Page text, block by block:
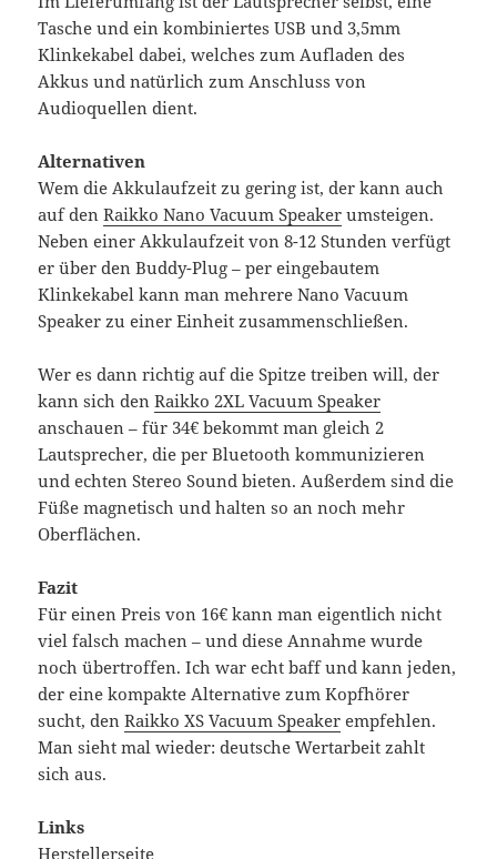
Tasche und ein kombiniertes USB und 3,5mm
Klinkekabel dabei, welches zum Aufladen des
Akkus und natürlich zum Anschluss von
Audioquellen dient.
Alternativen
Wem die Akkulaufzeit zu gering ist, der kann auch
auf denRaikko Nano Vacuum Speaker umsteigen.
Neben einer Akkulaufzeit von 8-12 Stunden verfügt
er über den Buddy-Plug – per eingebautem
Klinkekabel kann man mehrere Nano Vacuum
Speaker zu einer Einheit zusammenschließen.
Wer es dann richtig auf die Spitze treiben will, der
kann sich denRaikko 2XL Vacuum Speaker
anschauen – für 34€ bekommt man gleich 2
Lautsprecher, die per Bluetooth kommunizieren
und echten Stereo Sound bieten. Außerdem sind die
Füße magnetisch und halten so an noch mehr
Oberflächen.
Fazit
Für einen Preis von 16€ kann man eigentlich nicht
viel falsch machen – und diese Annahme wurde
noch übertroffen. Ich war echt baff und kann jeden,
der eine kompakte Alternative zum Kopfhörer
sucht, denRaikko XS Vacuum Speaker empfehlen.
Man sieht mal wieder: deutsche Wertarbeit zahlt
sich aus.
Links
Herstellerseite